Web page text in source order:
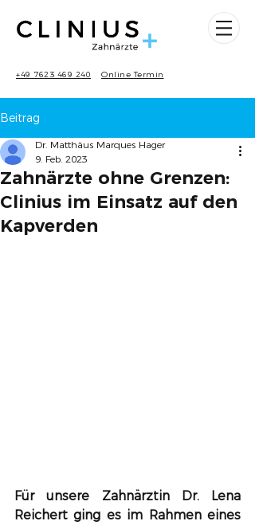
+49 7623 469 240 Online Termin
Beitrag
Zahnärzte ohne Grenzen:
Clinius im Einsatz auf den
Kapverden
Dr. Matthäus Marques Hager
9. Feb. 2023
Für unsere Zahnärztin Dr. Lena
Reichert ging es im Rahmen eines